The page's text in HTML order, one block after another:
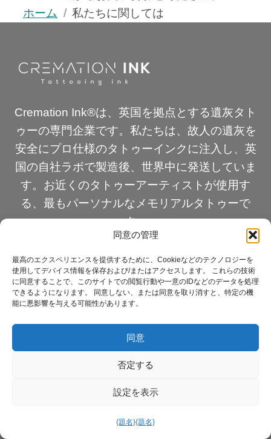
同意の管理
最高のエクスペリエンスを提供するために、Cookieなどのテクノロジーを
使用してデバイス情報を保存および/またはアクセスします。 これらの技術
に同意することで、このサイトでの閲覧行動や一意のIDなどのデータを処理
できるようになります。 同意しない、または同意を取り消すと、特定の機
能に悪影響を与える可能性があります。
同意
否定する
設定を表示
{題名}{題名}
ホーム
私たちに関しては
Cremation Ink®は、英国を拠点とする遺灰タト
ゥーの専門企業です。私たちは、故人の遺灰を
安全にプロ仕様のタトゥーインクに注入し、英
国の自社ラボで製造後、世界中に発送していま
す。お近くのタトゥーアーティストが使用す
る、最もパーソナルなメモリアルタトゥーで
す。
私たちに関しては
プロセス
記念タトゥーのデザイン